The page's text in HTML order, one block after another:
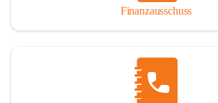
Finanzausschuss